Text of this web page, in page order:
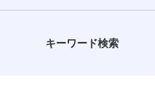
キーワード検索